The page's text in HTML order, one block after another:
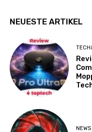
NEUESTE ARTIKEL
NEWS